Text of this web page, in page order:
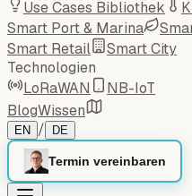
Use Cases Bibliothek
Smart Port & Marina
Smart Retail
Smart City
Technologien
LoRaWAN
NB-IoT
BlogWissen
EN / DE
Termin vereinbaren